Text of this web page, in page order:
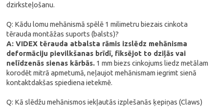
dzirksteļošanu.
Q: Kādu lomu mehānismā spēlē 1 milimetru biezais cinkota
tērauda montāžas suports (balsts)?
A: VIDEX tērauda atbalsta rāmis izslēdz mehānisma
deformāciju pievilkšanas brīdī, fiksējot to dziļās vai
nelīdzenās sienas kārbās. 1 mm biezs cinkojums liedz metālam
korodēt mitrā apmetumā, neļaujot mehānismam iegrimt sienā
kontaktdakšas spiediena ietekmē.
Q: Kā slēdžu mehānismos iekļautās izplešanās ķepiņas (Claws)